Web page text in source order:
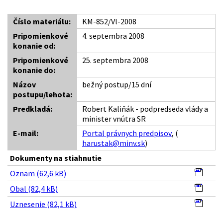
Číslo materiálu:
KM-852/Vl-2008
Pripomienkové
konanie od:
4. septembra 2008
Pripomienkové
konanie do:
25. septembra 2008
Názov
postupu/lehota:
bežný postup/15 dní
Predkladá:
Robert Kaliňák - podpredseda vlády a
minister vnútra SR
E-mail:
Portal právnych predpisov, (
harustak@minv.sk)
Dokumenty na stiahnutie
Oznam (62,6 kB)
Obal (82,4 kB)
Uznesenie (82,1 kB)